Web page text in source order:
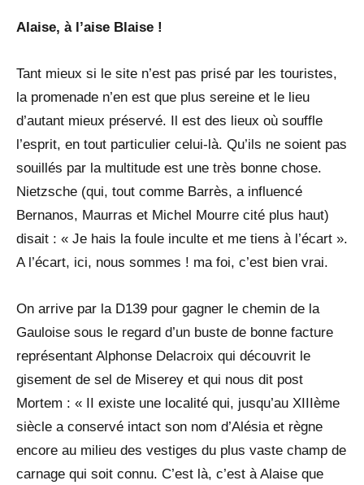
Alaise, à l’aise Blaise !
Tant mieux si le site n’est pas prisé par les touristes,
la promenade n’en est que plus sereine et le lieu
d’autant mieux préservé. Il est des lieux où souffle
l’esprit, en tout particulier celui-là. Qu’ils ne soient pas
souillés par la multitude est une très bonne chose.
Nietzsche (qui, tout comme Barrès, a influencé
Bernanos, Maurras et Michel Mourre cité plus haut)
disait : « Je hais la foule inculte et me tiens à l’écart ».
A l’écart, ici, nous sommes ! ma foi, c’est bien vrai.
On arrive par la D139 pour gagner le chemin de la
Gauloise sous le regard d’un buste de bonne facture
représentant Alphonse Delacroix qui découvrit le
gisement de sel de Miserey et qui nous dit post
Mortem : « II existe une localité qui, jusqu’au XIIIème
siècle a conservé intact son nom d’Alésia et règne
encore au milieu des vestiges du plus vaste champ de
carnage qui soit connu. C’est là, c’est à Alaise que